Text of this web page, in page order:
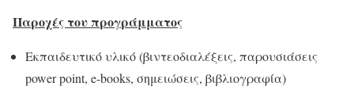
Παροχές του προγράμματος
Εκπαιδευτικό υλικό (βιντεoδιαλέξεις, παρουσιάσεις
power point, e-bοoks, σημειώσεις, βιβλιογραφία)